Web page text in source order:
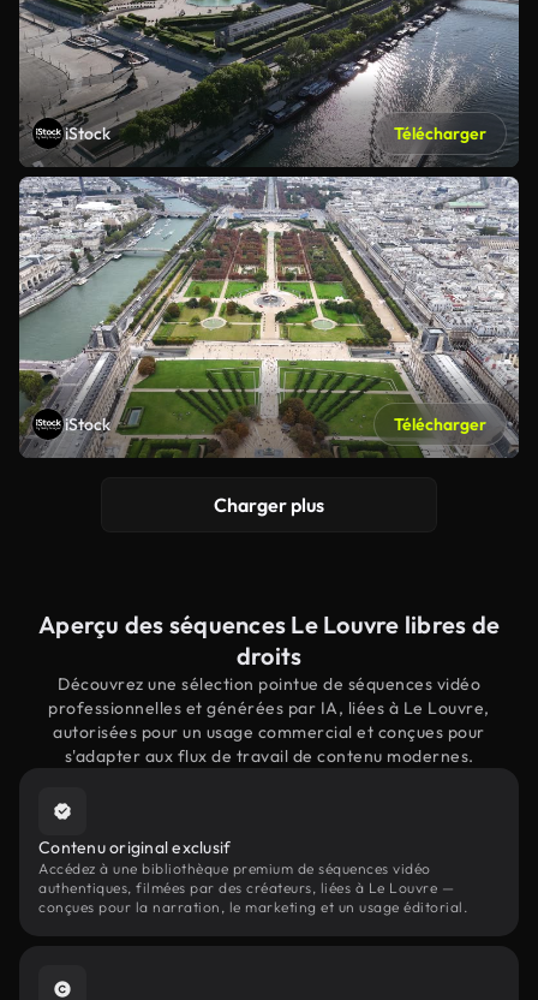
iStock Télécharger
iStock Télécharger
Charger plus
Aperçu des séquences Le Louvre libres de
droits
Découvrez une sélection pointue de séquences vidéo
professionnelles et générées par IA, liées à Le Louvre,
autorisées pour un usage commercial et conçues pour
s'adapter aux flux de travail de contenu modernes.
Contenu original exclusif
Accédez à une bibliothèque premium de séquences vidéo
authentiques, filmées par des créateurs, liées à Le Louvre —
conçues pour la narration, le marketing et un usage éditorial.